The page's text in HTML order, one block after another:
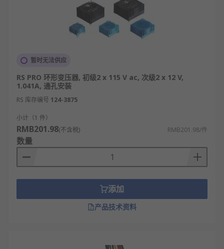
优先足功率、纯铜线圈：功率不虚标、铜线损
耗小、效率高、寿命更长。
Nuvote MTalema
产品供您挑选，从而满足不同的应用场景需求。
欢迎查看和订购RS的环形变压器及相关产品，订购现
货24小时内发货，线上下单满额免运费。
暂时无法供应
RS PRO 环形变压器, 初级2 x 115 V ac, 次级2 x 12 V,
1.041A, 通孔安装
RS 库存编号 124-3875
小计（1 件）
RMB201.98(不含税) RMB201.98/件
数量
添加
产品技术资料